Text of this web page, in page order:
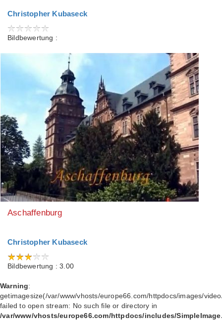
Christopher Kubaseck
Bildbewertung :
Aschaffenburg
Christopher Kubaseck
Bildbewertung : 3.00
Warning:
getimagesize(/var/www/vhosts/europe66.com/httpdocs/images/
failed to open stream: No such file or directory in
/var/www/vhosts/europe66.com/httpdocs/includes/